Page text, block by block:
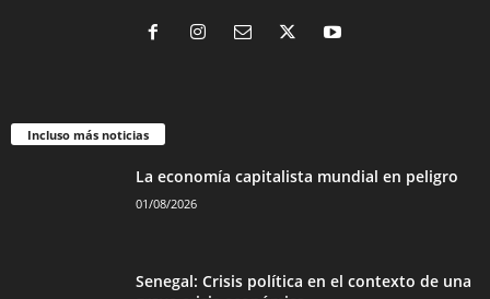
Incluso más noticias
La economía capitalista mundial en peligro
01/08/2026
Senegal: Crisis política en el contexto de una